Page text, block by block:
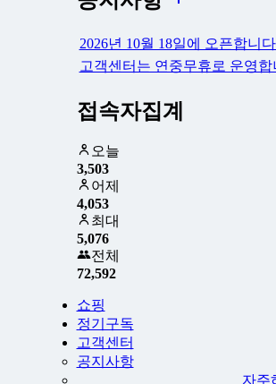
2026년 10월 18일에 오픈합니
고객센터는 연중무휴로 운영합
접속자집계
오늘
3,503
어제
4,053
최대
5,076
전체
72,592
쇼핑
정기구독
고객센터
공지사항
자주